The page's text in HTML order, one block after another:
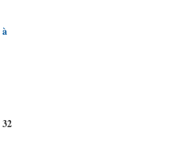
à